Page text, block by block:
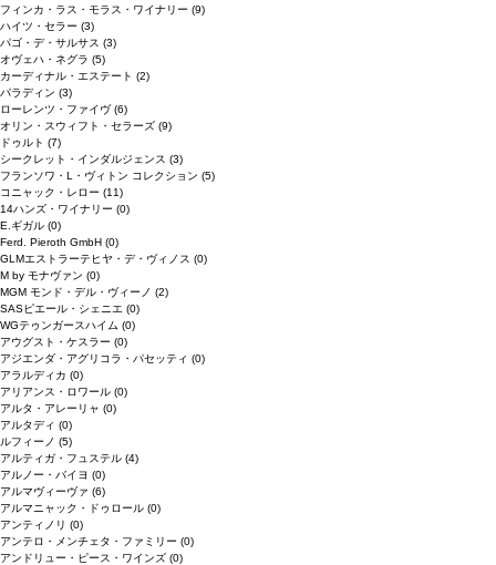
フィンカ・ラス・モラス・ワイナリー (9)
ハイツ・セラー (3)
パゴ・デ・サルサス (3)
オヴェハ・ネグラ (5)
カーディナル・エステート (2)
パラディン (3)
ローレンツ・ファイヴ(6)
オリン・スウィフト・セラーズ (9)
ドゥルト (7)
シークレット・インダルジェンス (3)
フランソワ・L・ヴィトン コレクション (5)
コニャック・レロー (11)
14ハンズ・ワイナリー (0)
E.ギガル (0)
Ferd. Pieroth GmbH (0)
GLMエストラーテヒヤ・デ・ヴィノス (0)
M by モナヴァン (0)
MGM モンド・デル・ヴィーノ (2)
SASピエール・シェニエ (0)
WGテゥンガースハイム (0)
アウグスト・ケスラー (0)
アジエンダ・アグリコラ・パセッティ (0)
アラルディカ (0)
アリアンス・ロワール (0)
アルタ・アレーリャ (0)
アルタディ (0)
ルフィーノ (5)
アルティガ・フュステル (4)
アルノー・バイヨ (0)
アルマヴィーヴァ (6)
アルマニャック・ドゥロール (0)
アンティノリ (0)
アンテロ・メンチェタ・ファミリー (0)
アンドリュー・ピース・ワインズ (0)